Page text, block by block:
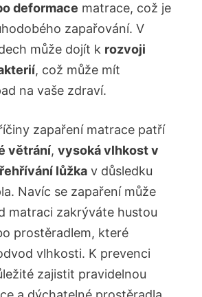
deformace matrace, což je
zapařování. V
může dojít k rozvoji
, což může mít
na vaše zdraví.
zapaření matrace patří
větrání, vysoká vlhkost v
lůžka v důsledku
Navíc se zapaření může
matraci zakrýváte hustou
prostěradlem, které
vlhkosti. K prevenci
zajistit pravidelnou